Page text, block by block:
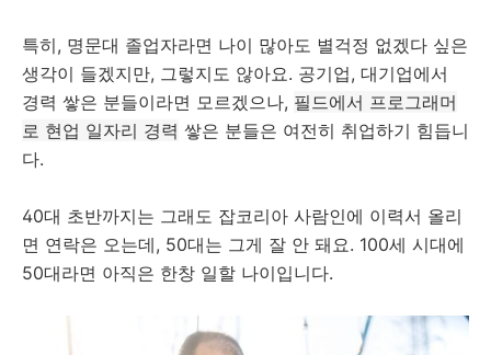
특히, 명문대 졸업자라면 나이 많아도 별걱정 없겠다 싶은
생각이 들겠지만, 그렇지도 않아요. 공기업, 대기업에서
경력 쌓은 분들이라면 모르겠으나, 필드에서 프로그래머
로 현업 일자리 경력 쌓은 분들은 여전히 취업하기 힘듭니
다.
40대 초반까지는 그래도 잡코리아 사람인에 이력서 올리
면 연락은 오는데, 50대는 그게 잘 안 돼요. 100세 시대에
50대라면 아직은 한창 일할 나이입니다.